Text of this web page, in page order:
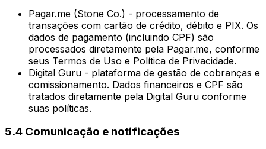
Pagar.me (Stone Co.) - processamento de
transações com cartão de crédito, débito e PIX. Os
dados de pagamento (incluindo CPF) são
processados diretamente pela Pagar.me, conforme
seus Termos de Uso e Política de Privacidade.
Digital Guru - plataforma de gestão de cobranças e
comissionamento. Dados financeiros e CPF são
tratados diretamente pela Digital Guru conforme
suas políticas.
5.4 Comunicação e notificações